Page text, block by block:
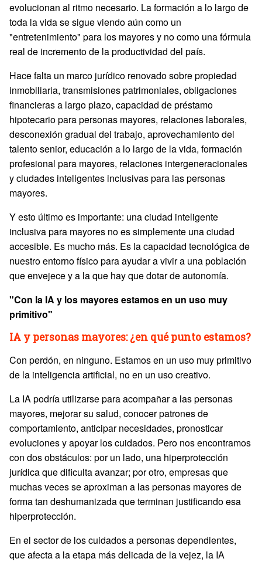
evolucionan al ritmo necesario. La formación a lo largo de
toda la vida se sigue viendo aún como un
"entretenimiento" para los mayores y no como una fórmula
real de incremento de la productividad del país.
Hace falta un marco jurídico renovado sobre propiedad
inmobiliaria, transmisiones patrimoniales, obligaciones
financieras a largo plazo, capacidad de préstamo
hipotecario para personas mayores, relaciones laborales,
desconexión gradual del trabajo, aprovechamiento del
talento senior, educación a lo largo de la vida, formación
profesional para mayores, relaciones intergeneracionales
y ciudades inteligentes inclusivas para las personas
mayores.
Y esto último es importante: una ciudad inteligente
inclusiva para mayores no es simplemente una ciudad
accesible. Es mucho más. Es la capacidad tecnológica de
nuestro entorno físico para ayudar a vivir a una población
que envejece y a la que hay que dotar de autonomía.
"Con la IA y los mayores estamos en un uso muy
primitivo"
IA y personas mayores: ¿en qué punto estamos?
Con perdón, en ninguno. Estamos en un uso muy primitivo
de la inteligencia artificial, no en un uso creativo.
La IA podría utilizarse para acompañar a las personas
mayores, mejorar su salud, conocer patrones de
comportamiento, anticipar necesidades, pronosticar
evoluciones y apoyar los cuidados. Pero nos encontramos
con dos obstáculos: por un lado, una hiperprotección
jurídica que dificulta avanzar; por otro, empresas que
muchas veces se aproximan a las personas mayores de
forma tan deshumanizada que terminan justificando esa
hiperprotección.
En el sector de los cuidados a personas dependientes,
que afecta a la etapa más delicada de la vejez, la IA